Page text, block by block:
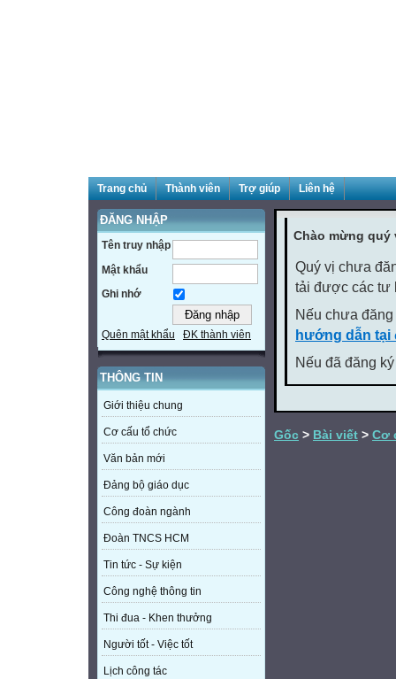
Trang chủ Thành viên Trợ giúp Liên hệ
ĐĂNG NHẬP
Tên truy nhập
Mật khẩu
Ghi nhớ
Quên mật khẩu ĐK thành viên
THÔNG TIN
Giới thiệu chung
Cơ cấu tổ chức
Văn bản mới
Đảng bộ giáo dục
Công đoàn ngành
Đoàn TNCS HCM
Tin tức - Sự kiện
Công nghệ thông tin
Thi đua - Khen thưởng
Người tốt - Việc tốt
Lịch công tác
Chào mừng
Quý vị chưa
tải được các tư
Nếu chưa
hướng dẫn tại
Nếu đã đăng
Gốc > Bài viết > Cơ